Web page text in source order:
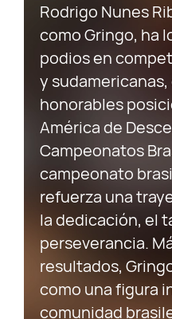
Rodrigo Nunes
como Gringo, ha
podios en
y
honorables
América de
Campeonatos
campeonato
refuerza una
la dedicación, el
perseverancia.
resultados,
como una figura
comunidad